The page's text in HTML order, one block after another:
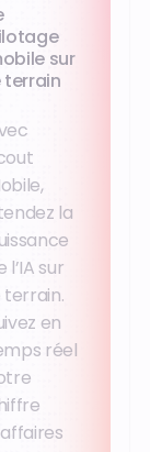
sur
terrain
la
l’IA sur
terrain.
en
réel